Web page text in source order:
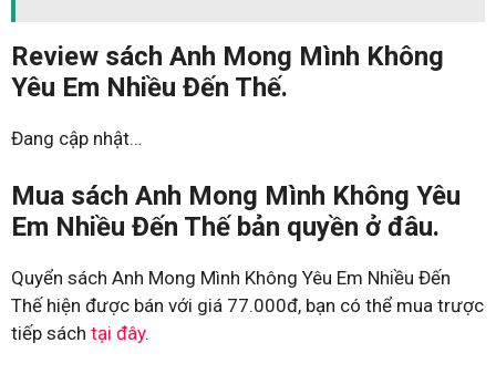
Review sách Anh Mong Mình Không
Yêu Em Nhiều Đến Thế.
Đang cập nhật…
Mua sách Anh Mong Mình Không Yêu
Em Nhiều Đến Thế bản quyền ở đâu.
Quyển sách Anh Mong Mình Không Yêu Em Nhiều Đến
Thế hiện được bán với giá 77.000đ, bạn có thể mua trược
tiếp sách tại đây.